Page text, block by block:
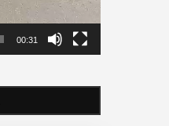
00:31